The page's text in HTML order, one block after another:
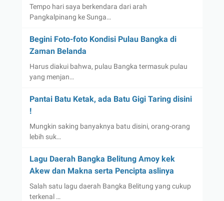
Tempo hari saya berkendara dari arah
Pangkalpinang ke Sunga…
Begini Foto-foto Kondisi Pulau Bangka di
Zaman Belanda
Harus diakui bahwa, pulau Bangka termasuk pulau
yang menjan…
Pantai Batu Ketak, ada Batu Gigi Taring disini
!
Mungkin saking banyaknya batu disini, orang-orang
lebih suk…
Lagu Daerah Bangka Belitung Amoy kek
Akew dan Makna serta Pencipta aslinya
Salah satu lagu daerah Bangka Belitung yang cukup
terkenal …